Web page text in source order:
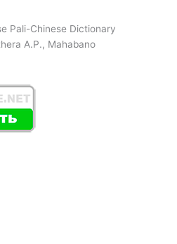
Pali-Chinese Dictionary
A.P., Mahabano